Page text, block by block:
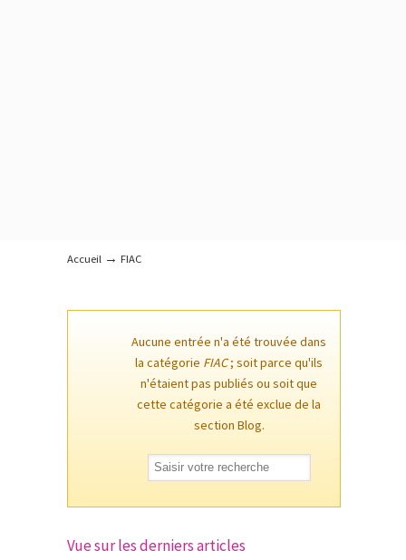
Accueil → FIAC
Aucune entrée n'a été trouvée dans
la catégorie FIAC; soit parce qu'ils
n'étaient pas publiés ou soit que
cette catégorie a été exclue de la
section Blog.
Vue sur les derniers articles